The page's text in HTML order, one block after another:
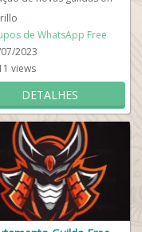
todo o Brasil. Pode
de WhatsApp Free
2023
views
DETALHES